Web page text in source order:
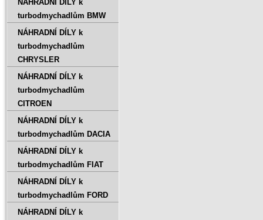
NÁHRADNÍ DÍLY k
turbodmychadlům BMW
NÁHRADNÍ DÍLY k
turbodmychadlům
CHRYSLER
NÁHRADNÍ DÍLY k
turbodmychadlům
CITROEN
NÁHRADNÍ DÍLY k
turbodmychadlům DACIA
NÁHRADNÍ DÍLY k
turbodmychadlům FIAT
NÁHRADNÍ DÍLY k
turbodmychadlům FORD
NÁHRADNÍ DÍLY k